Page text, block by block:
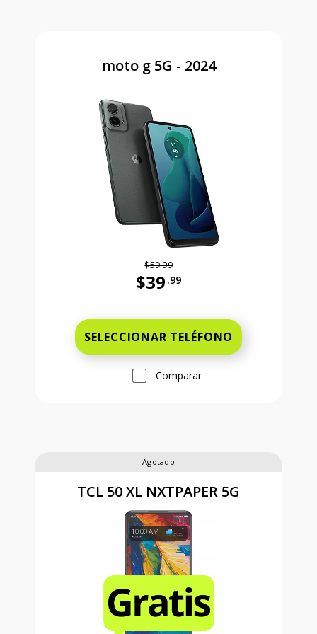
moto g 5G - 2024
$59.99
$39 .99
SELECCIONAR TELÉFONO
Comparar
Agotado
TCL 50 XL NXTPAPER 5G